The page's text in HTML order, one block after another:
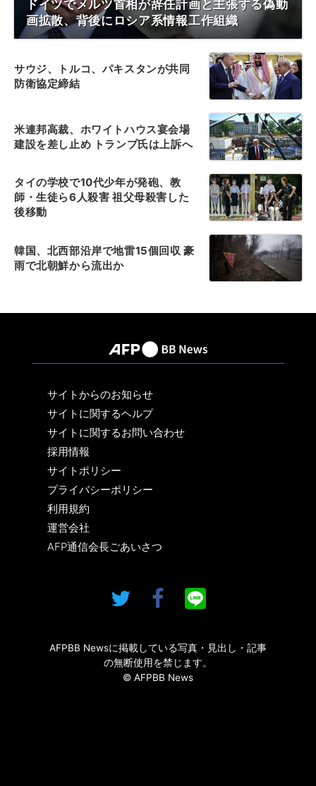
ドイツでメルツ首相が辞任計画と主張する偽動
画拡散、背後にロシア系情報工作組織
サウジ、トルコ、パキスタンが共同
防衛協定締結
米連邦高裁、ホワイトハウス宴会場
建設を差し止め トランプ氏は上訴へ
タイの学校で10代少年が発砲、教
師・生徒ら6人殺害 祖父母殺害した
後移動
韓国、北西部沿岸で地雷15個回収 豪
雨で北朝鮮から流出か
サイトからのお知らせ
サイトに関するヘルプ
サイトに関するお問い合わせ
採用情報
サイトポリシー
プライバシーポリシー
利用規約
運営会社
AFP通信会長ごあいさつ
AFPBB Newsに掲載している写真・見出し・記事
の無断使用を禁じます。
© AFPBB News